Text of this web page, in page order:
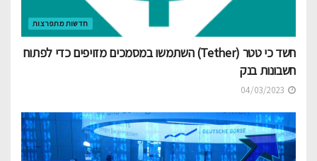
חדשות מתפרצות
חשד כי טטר (Tether) השתמשו במסמכים מזויפים כדי לפתוח
חשבונות בנק